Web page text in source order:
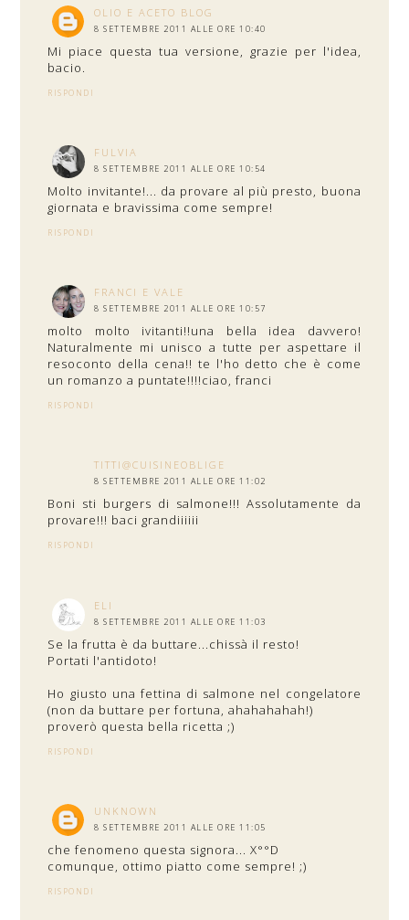
OLIO E ACETO BLOG
8 SETTEMBRE 2011 ALLE ORE 10:40
Mi piace questa tua versione, grazie per l'idea,
bacio.
RISPONDI
FULVIA
8 SETTEMBRE 2011 ALLE ORE 10:54
Molto invitante!... da provare al più presto, buona
giornata e bravissima come sempre!
RISPONDI
FRANCI E VALE
8 SETTEMBRE 2011 ALLE ORE 10:57
molto molto ivitanti!!una bella idea davvero!
Naturalmente mi unisco a tutte per aspettare il
resoconto della cena!! te l'ho detto che è come
un romanzo a puntate!!!!ciao, franci
RISPONDI
TITTI@CUISINEOBLIGE
8 SETTEMBRE 2011 ALLE ORE 11:02
Boni sti burgers di salmone!!! Assolutamente da
provare!!! baci grandiiiiii
RISPONDI
ELI
8 SETTEMBRE 2011 ALLE ORE 11:03
Se la frutta è da buttare...chissà il resto!
Portati l'antidoto!
Ho giusto una fettina di salmone nel congelatore
(non da buttare per fortuna, ahahahahah!)
proverò questa bella ricetta ;)
RISPONDI
UNKNOWN
8 SETTEMBRE 2011 ALLE ORE 11:05
che fenomeno questa signora... X°°D
comunque, ottimo piatto come sempre! ;)
RISPONDI